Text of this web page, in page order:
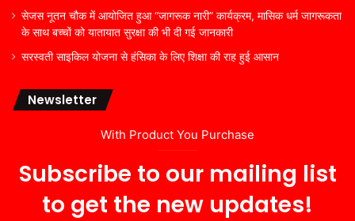
सेजस नूतन चौक में आयोजित हुआ “जागरूक नारी” कार्यक्रम, मासिक धर्म जागरूकता
के साथ बच्चों को यातायात सुरक्षा की भी दी गई जानकारी
सरस्वती साइकिल योजना से हंसिका के लिए शिक्षा की राह हुई आसान
Newsletter
With Product You Purchase
Subscribe to our mailing list
to get the new updates!